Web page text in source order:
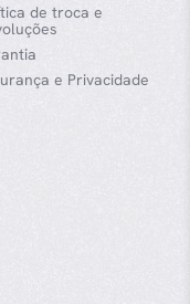
de troca e
e Privacidade